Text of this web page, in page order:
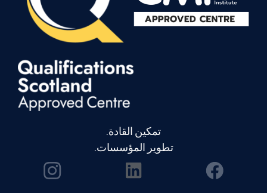
تمكين القادة.
تطوير المؤسسات.